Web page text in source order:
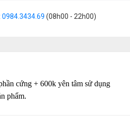
0984.3434.69 (08h00 - 22h00)
cứng + 600k yên tâm sử dụng
phẩm.